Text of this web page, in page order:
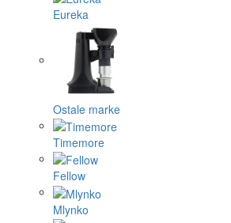
Eureka
Ostale marke
Timemore
Fellow
Mlynko